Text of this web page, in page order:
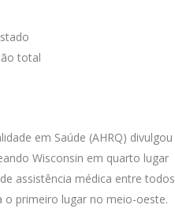
total
em Saúde (AHRQ) divulgou
Wisconsin em quarto lugar
assistência médica entre todos
o primeiro lugar no meio-oeste.